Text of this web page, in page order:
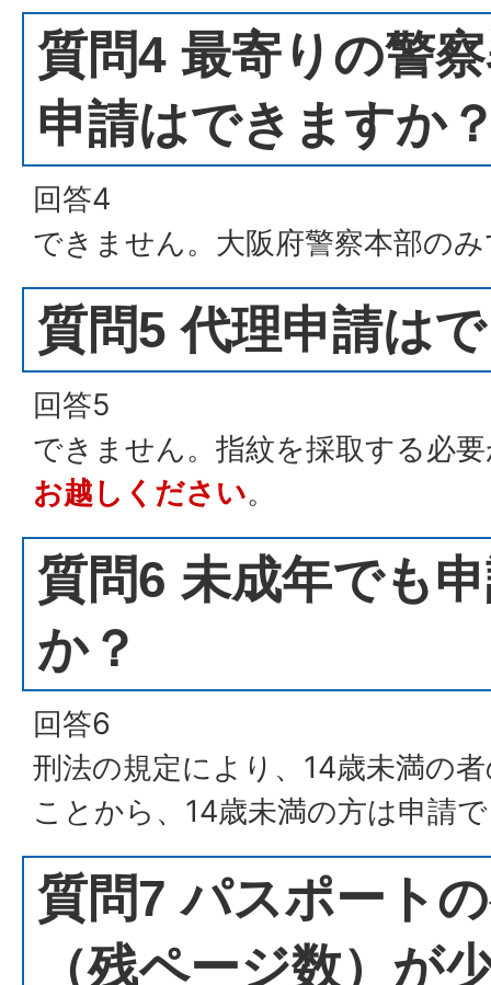
質問4 最寄りの警
申請はできますか
回答4
できません。大阪府警察本部の
質問5 代理申請は
回答5
できません。指紋を採取する必
お越しください。
質問6 未成年でも
か？
回答6
刑法の規定により、14歳未満の
ことから、14歳未満の方は申請
質問7 パスポート
（残ページ数）が